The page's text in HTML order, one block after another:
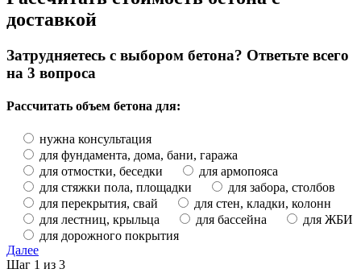
доставкой
Затрудняетесь с выбором бетона? Ответьте всего
на 3 вопроса
Рассчитать объем бетона для:
нужна консультация
для фундамента, дома, бани, гаража
для отмостки, беседки
для армопояса
для стяжки пола, площадки
для забора, столбов
для перекрытия, свай
для стен, кладки, колонн
для лестниц, крыльца
для бассейна
для ЖБИ
для дорожного покрытия
Далее
Шаг 1 из 3